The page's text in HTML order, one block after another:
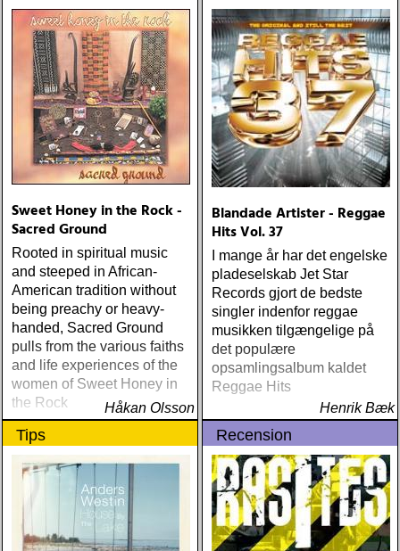
one-drop
Sweet Honey in the Rock -
Sacred Ground
Rooted in spiritual music
and steeped in African-
American tradition without
being preachy or heavy-
handed, Sacred Ground
pulls from the various faiths
and life experiences of the
women of Sweet Honey in
the Rock
Håkan Olsson
Blandade Artister - Reggae
Hits Vol. 37
I mange år har det engelske
pladeselskab Jet Star
Records gjort de bedste
singler indenfor reggae
musikken tilgængelige på
det populære
opsamlingsalbum kaldet
Reggae Hits
Henrik Bæk
Tips Recension